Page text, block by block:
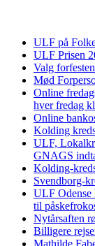
ULF på
ULF Prisen
Valg
Mød
Online
hver fredag
Online
Kolding
ULF,
GNAGS
Kolding-
Svendborg-
ULF Odense
til
Nytårsaften
Billigere
Mathilde